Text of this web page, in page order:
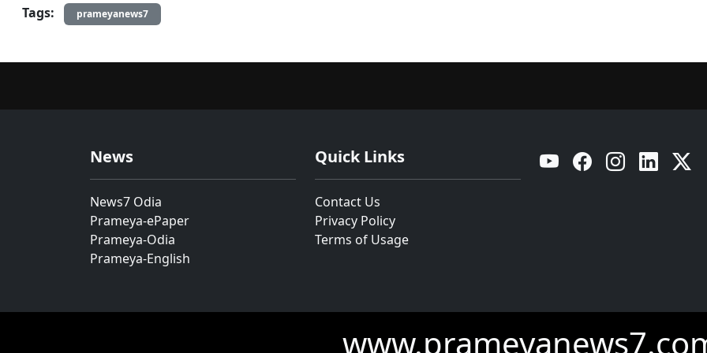
Tags: prameyanews7
News
News7 Odia
Prameya-ePaper
Prameya-Odia
Prameya-English
Quick Links
Contact Us
Privacy Policy
Terms of Usage
YouTube Facebook Instagram